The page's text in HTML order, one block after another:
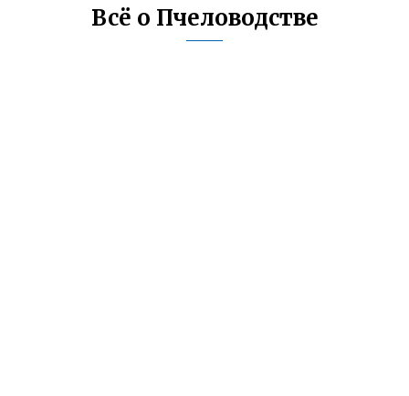
Всё о Пчеловодстве